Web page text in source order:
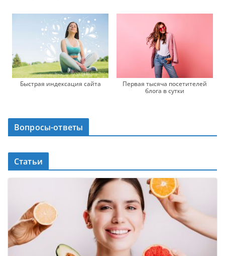
Быстрая индексация сайта
Первая тысяча посетителей
блога в сутки
Вопросы-ответы
Статьи